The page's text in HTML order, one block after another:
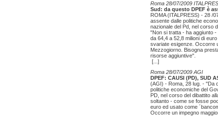
Roma 28/07/2009
Sud: da questo DPEF è
ROMA (ITALPRESS) - 28 /
assente dalle politiche
nazionale del Pd, nel corso
"Non si tratta - ha aggiunto
da 64,4 a 52,8 milioni di
svariate esigenze. Occorre
Mezzogiorno. Bisogna
risorse aggiuntive".
[...]
Roma 28/07/2009 AGI
DPEF: CAUSI (PD), SUD
(AGI) - Roma, 28 lug. - "Da
politiche economiche del
PD, nel corso del dibattito
soltanto - come se fosse
euro ed usato come
Occorre un impegno